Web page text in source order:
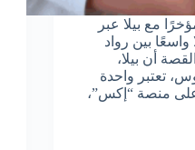
مع بيلا عبر
بين رواد
أن بيلا،
تعتبر واحدة
على منصة “إكس”،